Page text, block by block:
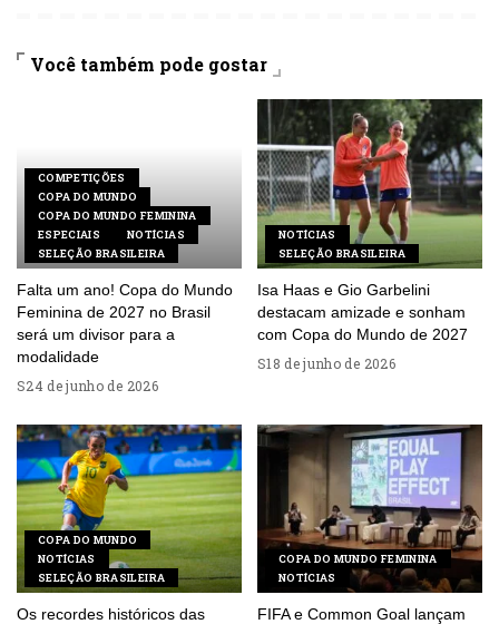
Você também pode gostar
COMPETIÇÕES
COPA DO MUNDO
COPA DO MUNDO FEMININA
ESPECIAIS
NOTÍCIAS
SELEÇÃO BRASILEIRA
Falta um ano! Copa do Mundo
Feminina de 2027 no Brasil
será um divisor para a
modalidade
24 de junho de 2026
NOTÍCIAS
SELEÇÃO BRASILEIRA
Isa Haas e Gio Garbelini
destacam amizade e sonham
com Copa do Mundo de 2027
18 de junho de 2026
COPA DO MUNDO
NOTÍCIAS
SELEÇÃO BRASILEIRA
Os recordes históricos das
COPA DO MUNDO FEMININA
NOTÍCIAS
FIFA e Common Goal lançam